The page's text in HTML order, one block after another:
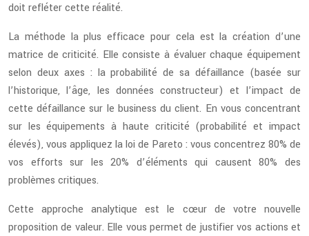
doit refléter cette réalité.
La méthode la plus efficace pour cela est la création d’une
matrice de criticité. Elle consiste à évaluer chaque équipement
selon deux axes : la probabilité de sa défaillance (basée sur
l’historique, l’âge, les données constructeur) et l’impact de
cette défaillance sur le business du client. En vous concentrant
sur les équipements à haute criticité (probabilité et impact
élevés), vous appliquez la loi de Pareto : vous concentrez 80% de
vos efforts sur les 20% d’éléments qui causent 80% des
problèmes critiques.
Cette approche analytique est le cœur de votre nouvelle
proposition de valeur. Elle vous permet de justifier vos actions et